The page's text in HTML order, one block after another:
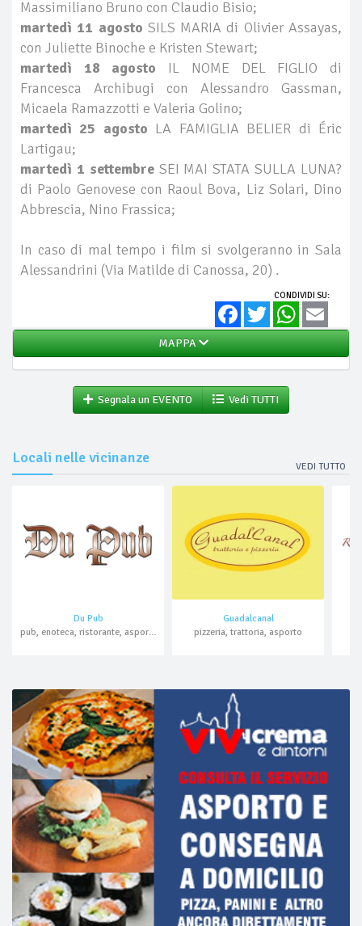
Massimiliano Bruno con Claudio Bisio;
martedì 11 agosto SILS MARIA di Olivier Assayas,
con Juliette Binoche e Kristen Stewart;
martedì 18 agosto IL NOME DEL FIGLIO di
Francesca Archibugi con Alessandro Gassman,
Micaela Ramazzotti e Valeria Golino;
martedì 25 agosto LA FAMIGLIA BELIER di Éric
Lartigau;
martedì 1 settembre SEI MAI STATA SULLA LUNA?
di Paolo Genovese con Raoul Bova, Liz Solari, Dino
Abbrescia, Nino Frassica;
In caso di mal tempo i film si svolgeranno in Sala
Alessandrini (Via Matilde di Canossa, 20) .
CONDIVIDI SU:
FacebookTwitter WhatsApp
MAPPA
Segnala un EVENTO Vedi TUTTI
Locali nelle vicinanze
VEDI TUTTO
Du Pub
pub, enoteca, ristorante, asporto
Guadalcanal
pizzeria, trattoria, asporto